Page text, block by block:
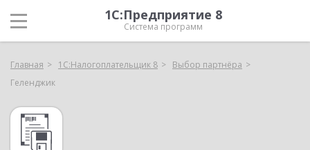
1С:Предприятие 8
Система программ
Главная 1С:Налогоплательщик 8
Выбор партнёра
Геленджик